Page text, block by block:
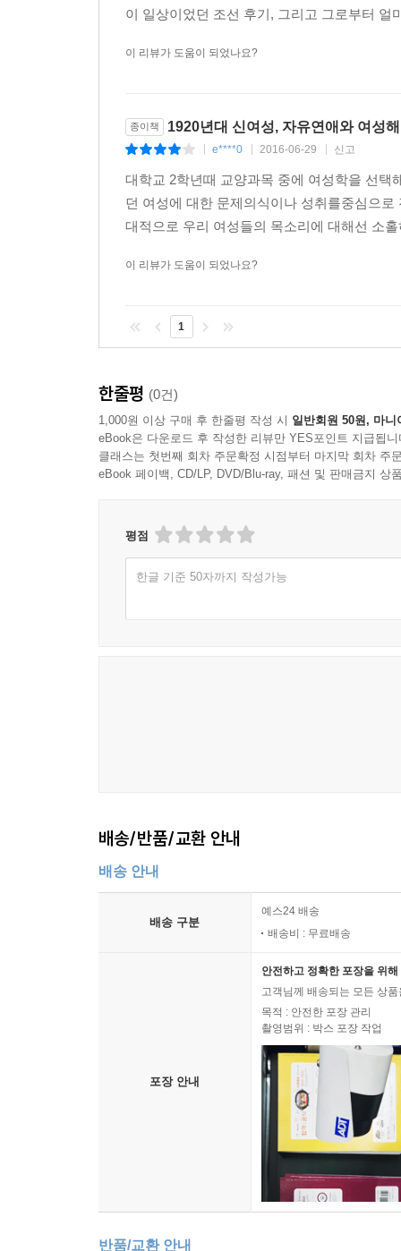
단일한 내부 구성을 이룬다기보다는 이념과 민족
구성 등을 통한 재구성 작업이 활발하게 진행되
메우면서 역사 상상력의 동원을 통한 현대의 해
기초가 되는 자료와 사실의 수집, 정리에 체계화
중요성에 대한 자각과 그것을 구체화하는 노력
자료의 해석이나 담론 분석 중심의 연구 경향을
이 일상이었던 조선 후기, 그리고 그로부터
이 리뷰가 도움이 되었나요?
종이책 1920년대 신여성, 자유연애와 여성
e****0 2016-06-29 신고
대학교 2학년때 교양과목 중에 여성학을 선
던 여성에 대한 문제의식이나 성취를중심으
대적으로 우리 여성들의 목소리에 대해선 소
이 리뷰가 도움이 되었나요?
1
한줄평 (0건)
1,000원 이상 구매 후 한줄평 작성 시 일반회원 50원, 마니
eBook은 다운로드 후 작성한 리뷰만 YES포인트 지급됩니
클래스는 첫번째 회차 주문확정 시점부터 마지막 회차 주
eBook 페이백, CD/LP, DVD/Blu-ray, 패션 및 판매금지 상
평점
한글 기준 50자까지 작성가능
배송/반품/교환 안내
배송 안내
배송 구분
예스24 배송
배송비 : 무료배송
포장 안내
안전하고 정확한 포장을 위
고객님께 배송되는 모든 상
목적 : 안전한 포장 관리
촬영범위 : 박스 포장 작업
반품/교환 안내